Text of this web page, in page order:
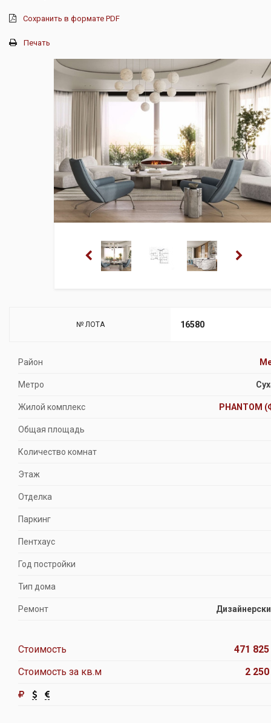
Сохранить в формате PDF
Печать
№ ЛОТА 16580
Район
Метро
Жилой комплекс PHANTOM
Общая площадь
Количество комнат
Этаж
Отделка
Паркинг
Пентхаус
Год постройки
Тип дома
Ремонт
Стоимость
471
Стоимость за кв.м
2